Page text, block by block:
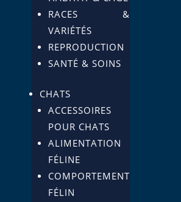
RACES &
VARIÉTÉS
REPRODUCTION
SANTÉ & SOINS
CHATS
ACCESSOIRES
POUR CHATS
ALIMENTATION
FÉLINE
COMPORTEMENT
FÉLIN